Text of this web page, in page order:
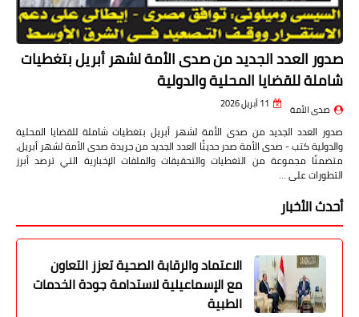
صدور العدد الجديد من صدى الأمة لشهر أبريل بتغطيات
شاملة للقضايا المحلية والدولية
صدى الأمة 11 أبريل 2026
صدور العدد الجديد من صدى الأمة لشهر أبريل بتغطيات شاملة للقضايا المحلية
والدولية كتب - صدى الأمة صدر حديثًا العدد الجديد من جريدة صدى الأمة لشهر أبريل،
متضمنًا مجموعة من التغطيات والتحقيقات والملفات الإخبارية التي ترصد أبرز
التطورات على …
أحدث الأخبار
الاعتماد والرقابة الصحية تعزز التعاون
مع الإسماعيلية لاستدامة جودة الخدمات
الطبية